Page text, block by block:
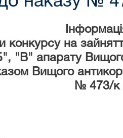
конкурсу на
"В" апарату
Вищого
№ 473/к